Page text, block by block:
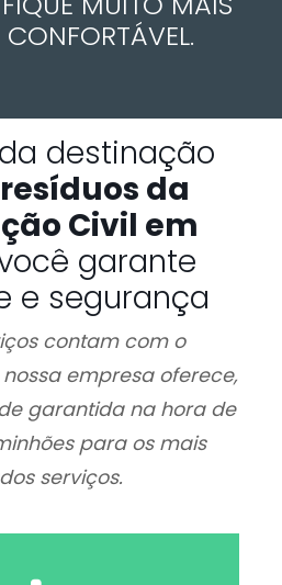
CONFORTÁVEL.
destinação
da
Civil em
garante
e segurança
contam com o
empresa oferece,
garantida na hora de
para os mais
serviços.